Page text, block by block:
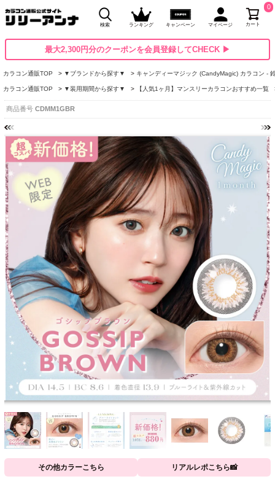
検索 ランキング キャンペーン マイページ カート
0
最大2,300円分のクーポンを会員登録してCHECK ▶
カラコン通販TOP ▼ブランドから探す▼ キャンディーマジック (CandyMagic) カラコン -
カラコン通販TOP ▼装用期間から探す▼ 【人気1ヶ月】マンスリーカラコンおすすめ一覧
商品番号 CDMM1GBR
その他カラーこちら リアルレポこちら📸